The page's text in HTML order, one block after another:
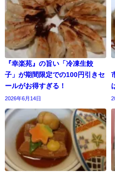
『幸楽苑』の旨い「冷凍生餃
子」が期間限定での100円引きセ
ールがお得すぎる！
2026年6月14日